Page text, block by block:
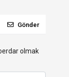
Gönder
olmak